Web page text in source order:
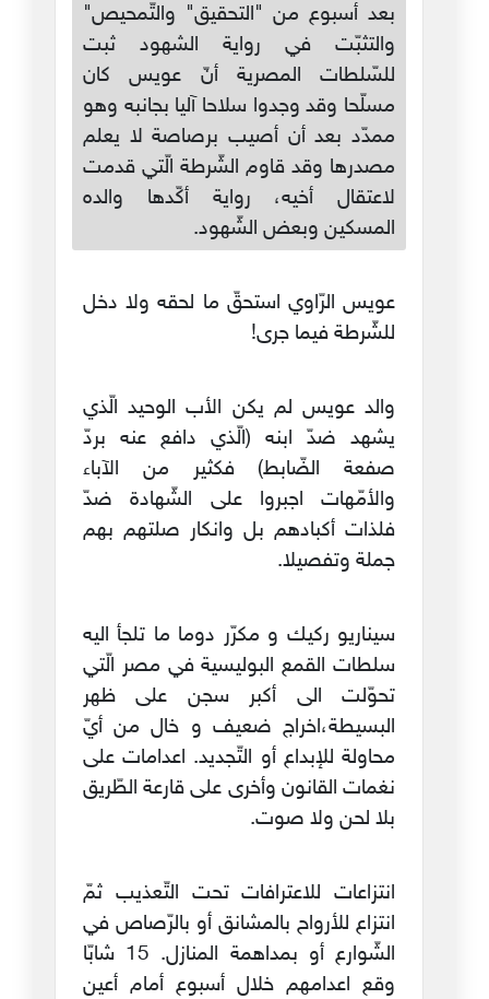
بعد أسبوع من "التحقيق" والتّمحيص"
والتثبّت في رواية الشهود ثبت
للسّلطات المصرية أنّ عويس كان
مسلّحا وقد وجدوا سلاحا آليا بجانبه وهو
ممدّد بعد أن أصيب برصاصة لا يعلم
مصدرها وقد قاوم الشّرطة الّتي قدمت
لاعتقال أخيه، رواية أكّدها والده
المسكين وبعض الشّهود.
عويس الرّاوي استحقّ ما لحقه ولا دخل
للشّرطة فيما جرى!
والد عويس لم يكن الأب الوحيد الّذي
يشهد ضدّ ابنه (الّذي دافع عنه بردّ
صفعة الضّابط) فكثير من الآباء
والأمّهات اجبروا على الشّهادة ضدّ
فلذات أكبادهم بل وانكار صلتهم بهم
جملة وتفصيلا.
سيناريو ركيك و مكرّر دوما ما تلجأ اليه
سلطات القمع البوليسية في مصر الّتي
تحوّلت الى أكبر سجن على ظهر
البسيطة،اخراج ضعيف و خال من أيّ
محاولة للإبداع أو التّجديد. اعدامات على
نغمات القانون وأخرى على قارعة الطّريق
بلا لحن ولا صوت.
انتزاعات للاعترافات تحت التّعذيب ثمّ
انتزاع للأرواح بالمشانق أو بالرّصاص في
الشّوارع أو بمداهمة المنازل. 15 شابّا
وقع اعدامهم خلال أسبوع أمام أعين